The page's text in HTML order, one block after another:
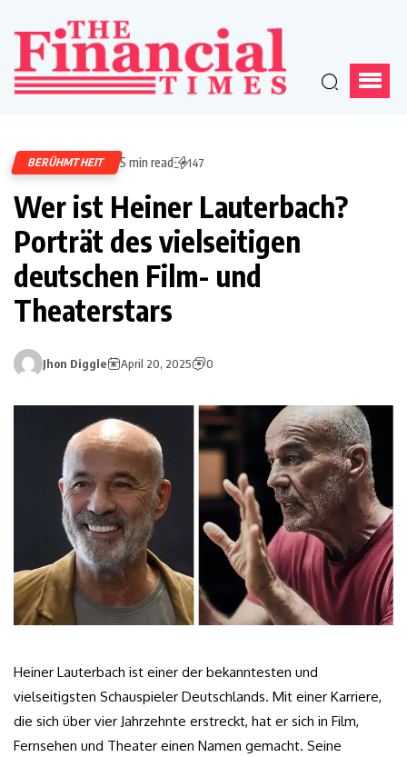
BERÜHMTHEIT 5 min read 147
Wer ist Heiner Lauterbach?
Porträt des vielseitigen
deutschen Film- und
Theaterstars
Jhon Diggle April 20, 2025 0
Heiner Lauterbach ist einer der bekanntesten und
vielseitigsten Schauspieler Deutschlands. Mit einer Karriere,
die sich über vier Jahrzehnte erstreckt, hat er sich in Film,
Fernsehen und Theater einen Namen gemacht. Seine